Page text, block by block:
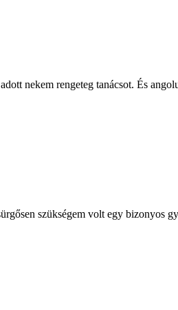
nekem rengeteg tanácsot. És
szükségem volt egy bizonyos